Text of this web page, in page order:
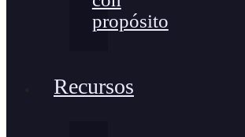
propósito
Recursos